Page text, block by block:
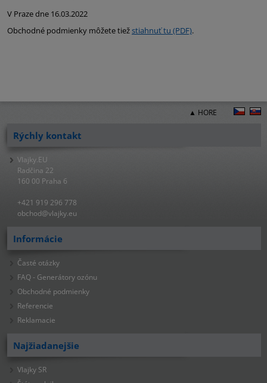
V Praze dne 16.03.2022
Obchodné podmienky môžete tiežstiahnuť tu (PDF).
▲ HORE
Rýchly kontakt
Vlajky.EU
Radčina 22
160 00 Praha 6
+421 919 296 778
obchod@vlajky.eu
Informácie
Časté otázky
FAQ - Generátory ozónu
Obchodné podmienky
Referencie
Reklamacie
Najžiadanejšie
Vlajky SR